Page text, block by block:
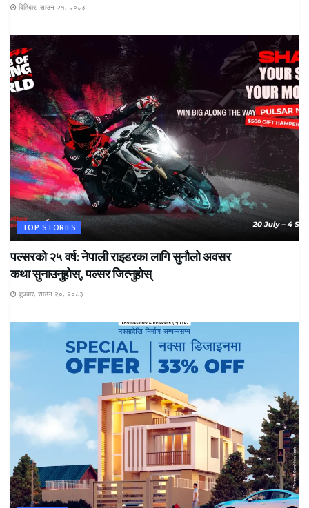
बिहिबार, साउन २१, २०८३
TOP STORIES
पल्सरको २५ वर्ष: नेपाली राइडरका लागि सुनौलो अवसर
कथा सुनाउनुहोस्, पल्सर जित्नुहोस्
बुधबार, साउन २०, २०८३